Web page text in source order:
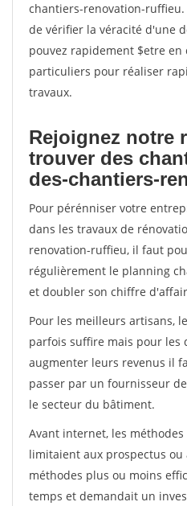
chantiers-renovation-
de vérifier la véracité d'une
pouvez rapidement $etre en
particuliers pour réaliser
travaux.
Rejoignez notre
trouver des
des-chantiers-
Pour pérénniser votre
dans les travaux de
renovation-ruffieu, il faut
régulièrement le planning
et doubler son chiffre
Pour les meilleurs artisans,
parfois suffire mais pour les
augmenter leurs revenus il
passer par un fournisseur
le secteur du bâtiment.
Avant internet, les
limitaient aux prospectus ou
méthodes plus ou moins
temps et demandait un